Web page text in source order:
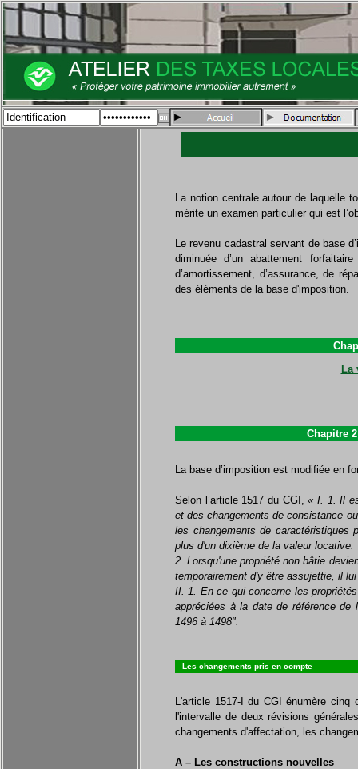
La notion centrale autour de laquelle
mérite un examen particulier qui est
Le revenu cadastral servant de base
diminuée d’un abattement
d’amortissement, d’assurance, de
des éléments de la base d'imposition.
La
Chapitre
La base d’imposition est modifiée en
Selon l’article 1517 du CGI,« I. 1. Il
et des changements de consistance
les changements de caractéristiques
plus d'un dixième de la valeur locative.
2. Lorsqu'une propriété non bâtie
temporairement d'y être assujettie, il
II. 1. En ce qui concerne les
appréciées à la date de référence de
1496 à 1498".
Les changements pris en compte
L'article 1517-I du CGI énumère cinq
l'intervalle de deux révisions
changements d'affectation, les
A – Les constructions nouvelles